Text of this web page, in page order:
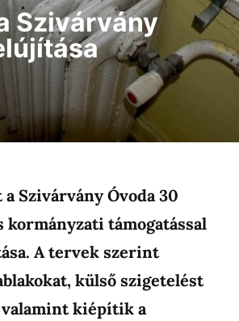
Szivárvány
Szivárvány Óvoda 30
támogatással
A tervek szerint
külső szigetelést
valamint kiépítik a